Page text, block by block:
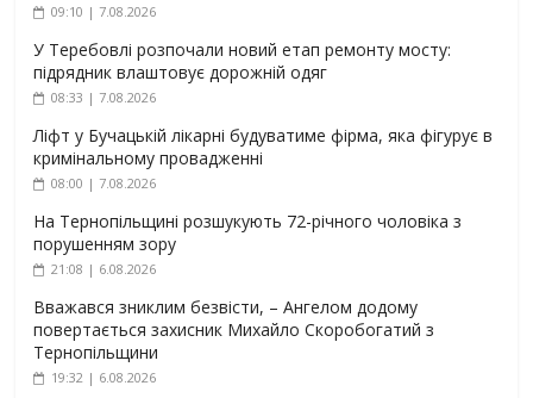
09:10 | 7.08.2026
У Теребовлі розпочали новий етап ремонту мосту:
підрядник влаштовує дорожній одяг
08:33 | 7.08.2026
Ліфт у Бучацькій лікарні будуватиме фірма, яка фігурує в
кримінальному провадженні
08:00 | 7.08.2026
На Тернопільщині розшукують 72-річного чоловіка з
порушенням зору
21:08 | 6.08.2026
Вважався зниклим безвісти, – Ангелом додому
повертається захисник Михайло Скоробогатий з
Тернопільщини
19:32 | 6.08.2026